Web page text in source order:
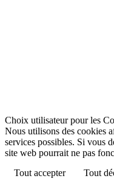
Choix utilisateur pour les
Nous utilisons des cookies
services possibles. Si vous
site web pourrait ne pas
Tout accepter
Tout